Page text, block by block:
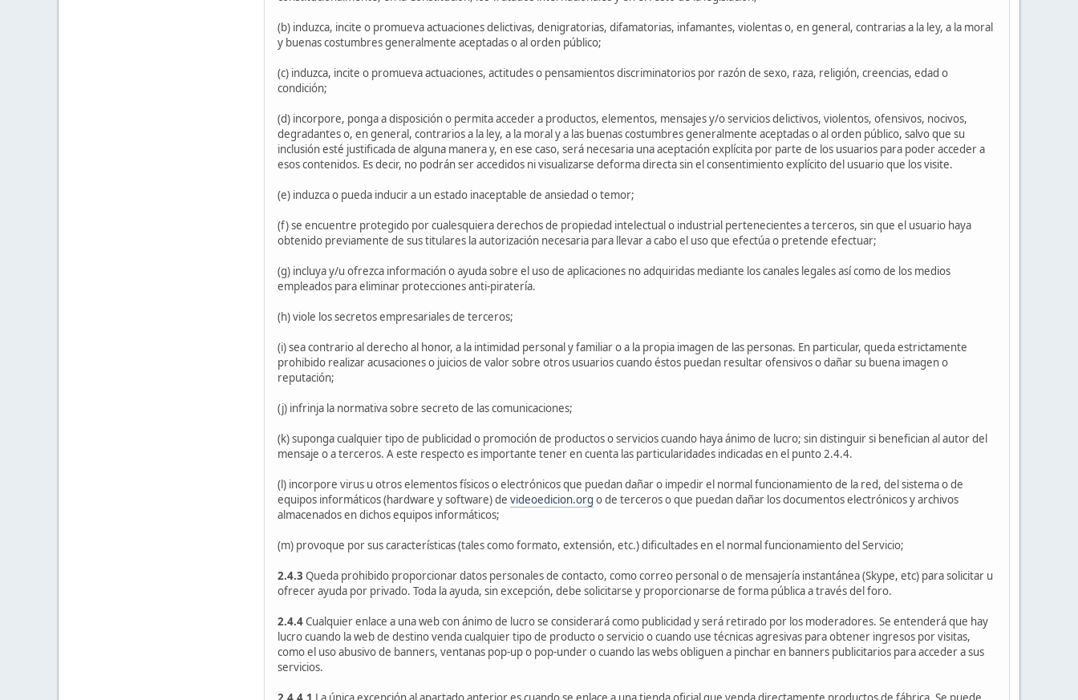
(b) induzca, incite o promueva actuaciones delictivas, denigratorias, difamatorias, infamantes, violentas o, en general, contrarias a la ley, a la moral
y buenas costumbres generalmente aceptadas o al orden público;
(c) induzca, incite o promueva actuaciones, actitudes o pensamientos discriminatorios por razón de sexo, raza, religión, creencias, edad o
condición;
(d) incorpore, ponga a disposición o permita acceder a productos, elementos, mensajes y/o servicios delictivos, violentos, ofensivos, nocivos,
degradantes o, en general, contrarios a la ley, a la moral y a las buenas costumbres generalmente aceptadas o al orden público, salvo que su
inclusión esté justificada de alguna manera y, en ese caso, será necesaria una aceptación explícita por parte de los usuarios para poder acceder a
esos contenidos. Es decir, no podrán ser accedidos ni visualizarse deforma directa sin el consentimiento explícito del usuario que los visite.
(e) induzca o pueda inducir a un estado inaceptable de ansiedad o temor;
(f) se encuentre protegido por cualesquiera derechos de propiedad intelectual o industrial pertenecientes a terceros, sin que el usuario haya
obtenido previamente de sus titulares la autorización necesaria para llevar a cabo el uso que efectúa o pretende efectuar;
(g) incluya y/u ofrezca información o ayuda sobre el uso de aplicaciones no adquiridas mediante los canales legales así como de los medios
empleados para eliminar protecciones anti-piratería.
(h) viole los secretos empresariales de terceros;
(i) sea contrario al derecho al honor, a la intimidad personal y familiar o a la propia imagen de las personas. En particular, queda estrictamente
prohibido realizar acusaciones o juicios de valor sobre otros usuarios cuando éstos puedan resultar ofensivos o dañar su buena imagen o
reputación;
(j) infrinja la normativa sobre secreto de las comunicaciones;
(k) suponga cualquier tipo de publicidad o promoción de productos o servicios cuando haya ánimo de lucro; sin distinguir si benefician al autor del
mensaje o a terceros. A este respecto es importante tener en cuenta las particularidades indicadas en el punto 2.4.4.
(l) incorpore virus u otros elementos físicos o electrónicos que puedan dañar o impedir el normal funcionamiento de la red, del sistema o de
equipos informáticos (hardware y software) de videoedicion.org o de terceros o que puedan dañar los documentos electrónicos y archivos
almacenados en dichos equipos informáticos;
(m) provoque por sus características (tales como formato, extensión, etc.) dificultades en el normal funcionamiento del Servicio;
2.4.3 Queda prohibido proporcionar datos personales de contacto, como correo personal o de mensajería instantánea (Skype, etc) para solicitar u
ofrecer ayuda por privado. Toda la ayuda, sin excepción, debe solicitarse y proporcionarse de forma pública a través del foro.
2.4.4Cualquier enlace a una web con ánimo de lucro se considerará como publicidad y será retirado por los moderadores. Se entenderá que hay
lucro cuando la web de destino venda cualquier tipo de producto o servicio o cuando use técnicas agresivas para obtener ingresos por visitas,
como el uso abusivo de banners, ventanas pop-up o pop-under o cuando las webs obliguen a pinchar en banners publicitarios para acceder a sus
servicios.